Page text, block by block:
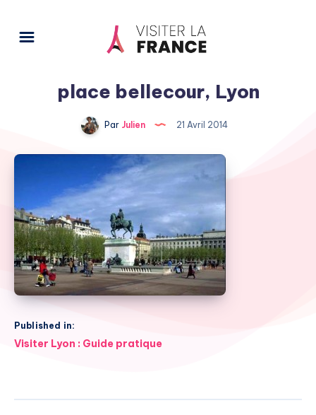
place bellecour, Lyon
Par Julien 21 Avril 2014
Published in:
Navigation
Visiter Lyon : Guide pratique